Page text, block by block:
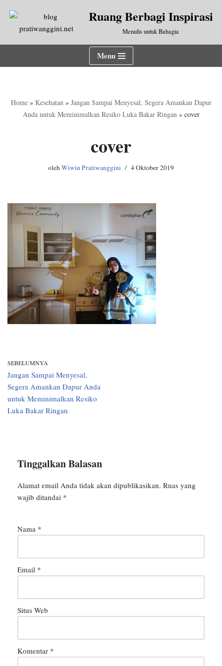
Lompat
Ruang Berbagi Inspirasi
Menulis untuk Bahagia
Menu
Home» Kesehatan» Jangan Sampai Menyesal, Segera Amankan Dapur
Anda untuk Meminimalkan Resiko Luka Bakar Ringan» cover
cover
olehWiwin Pratiwanggini 4 Oktober 2019
SEBELUMNYA
Jangan Sampai Menyesal,
Segera Amankan Dapur Anda
untuk Meminimalkan Resiko
Luka Bakar Ringan
Tinggalkan Balasan
Alamat email Anda tidak akan dipublikasikan. Ruas yang
wajib ditandai *
Nama *
Email *
Situs Web
Komentar *